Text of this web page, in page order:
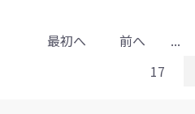
最初へ 前へ ...
17